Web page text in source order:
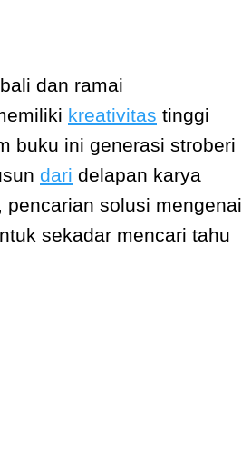
dan ramai
kreativitas tinggi
buku ini generasi stroberi
dari delapan karya
solusi mengenai
sekadar mencari tahu